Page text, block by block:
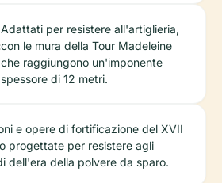
Adattati per resistere all'artiglieria,
con le mura della Tour Madeleine
che raggiungono un'imponente
spessore di 12 metri.
e opere di fortificazione del XVII
progettate per resistere agli
dell'era della polvere da sparo.